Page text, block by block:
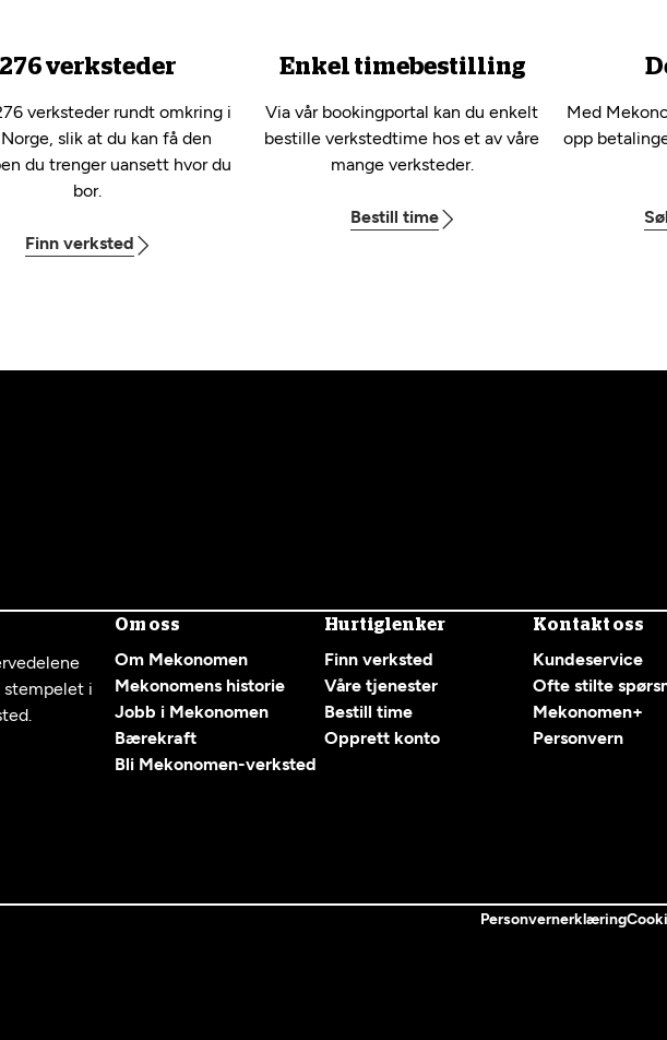
276 verksteder
verksteder rundt omkring i
slik at du kan få den
du trenger uansett hvor du
bor.
Finn verksted
Enkel timebestilling
Via vår bookingportal kan du enkelt
bestille verkstedtime hos et av våre
mange verksteder.
Bestill time
Med
opp
stempelet i
Om oss
Om Mekonomen
Mekonomens historie
Jobb i Mekonomen
Bærekraft
Bli Mekonomen-verksted
Hurtiglenker
Finn verksted
Våre tjenester
Bestill time
Opprett konto
Kontakt oss
Kundeservice
Ofte stilte
Mekonomen+
Personvern
Personvernerklæring